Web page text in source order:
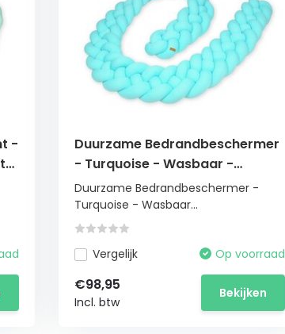
-
Duurzame Bedrandbeschermer
- Turquoise - Wasbaar -
Handgemaakt - 350 cm
Duurzame Bedrandbeschermer -
Turquoise - Wasbaar...
Vergelijk Op voorraad
€98,95
Incl. btw
Bekijken